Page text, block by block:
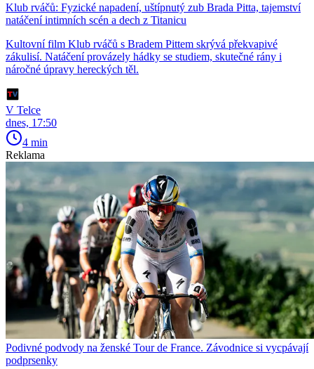
Klub rváčů: Fyzické napadení, uštípnutý zub Brada Pitta, tajemství
natáčení intimních scén a dech z Titanicu
Kultovní film Klub rváčů s Bradem Pittem skrývá překvapivé
zákulisí. Natáčení provázely hádky se studiem, skutečné rány i
náročné úpravy hereckých těl.
V Telce
dnes, 17:50
4 min
Reklama
Podivné podvody na ženské Tour de France. Závodnice si vycpávají
podprsenky